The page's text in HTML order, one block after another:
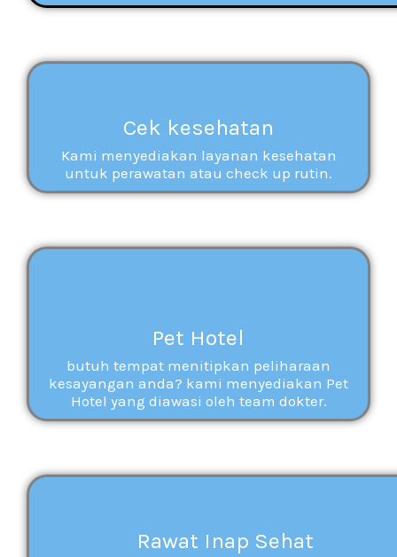
Cek kesehatan
Kami menyediakan layanan kesehatan
untuk perawatan atau check up rutin.
Pet Hotel
butuh tempat menitipkan peliharaan
kesayangan anda? kami menyediakan Pet
Hotel yang diawasi oleh team dokter.
Rawat Inap Sehat